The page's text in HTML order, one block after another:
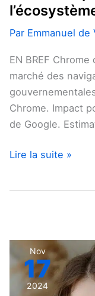
Par Emmanuel de
EN BREF
marché des
Chrome. Impact
de Google.
et
l’impact
l’écosystème
Google.
Lire la suite »
Nov
17
2024
Google
teste
une